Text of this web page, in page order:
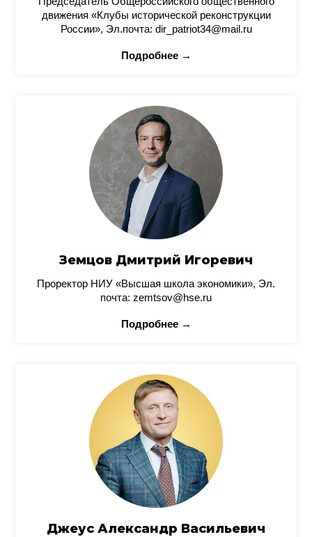
движения «Клубы исторической реконструкции
России», Эл.почта: dir_patriot34@mail.ru
Подробнее →
Земцов Дмитрий Игоревич
Проректор НИУ «Высшая школа экономики», Эл.
почта: zemtsov@hse.ru
Подробнее →
Джеус Александр Васильевич